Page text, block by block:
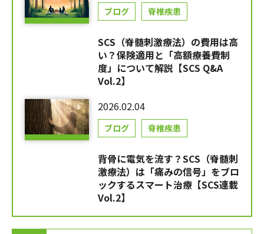
ブログ 脊椎疾患
SCS（脊髄刺激療法）の費用は高
い？保険適用と「高額療養費制
度」について解説【SCS Q&A
Vol.2】
2026.02.04
ブログ 脊椎疾患
背骨に電気を流す？SCS（脊髄刺
激療法）は「痛みの信号」をブロ
ックするスマート治療【SCS連載
Vol.2】